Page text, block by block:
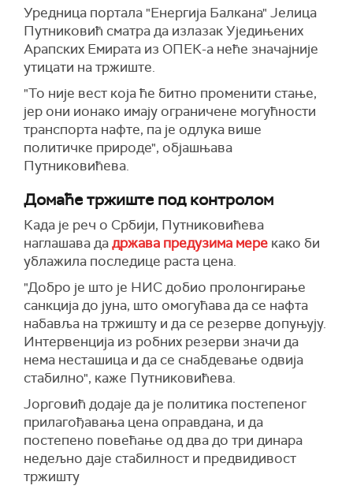
Уредница портала "Енергија Балкана" Јелица
Путниковић сматра да излазак Уједињених
Арапских Емирата из ОПЕК-а неће значајније
утицати на тржиште.
"То није вест која ће битно променити стање,
јер они ионако имају ограничене могућности
транспорта нафте, па је одлука више
политичке природе", објашњава
Путниковићева.
Домаће тржиште под контролом
Када је реч о Србији, Путниковићева
наглашава дадржава предузима мере како би
ублажила последице раста цена.
"Добро је што је НИС добио пролонгирање
санкција до јуна, што омогућава да се нафта
набавља на тржишту и да се резерве допуњују.
Интервенција из робних резерви значи да
нема несташица и да се снабдевање одвија
стабилно", каже Путниковићева.
Јорговић додаје да је политика постепеног
прилагођавања цена оправдана, и да
постепено повећање од два до три динара
недељно даје стабилност и предвидивост
тржишту